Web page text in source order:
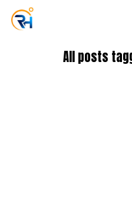
All posts